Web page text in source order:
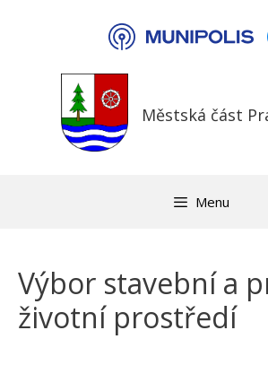
Městská část
Menu
Výbor stavební a
životní prostředí